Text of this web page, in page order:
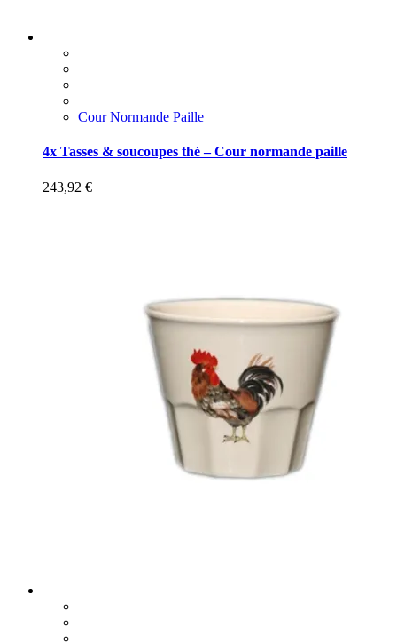
Cour Normande Paille
4x Tasses & soucoupes thé – Cour normande paille
243,92 €